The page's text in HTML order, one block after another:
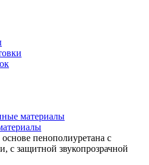
материалы
пенополиуретана с
с защитной звукопрозрачной